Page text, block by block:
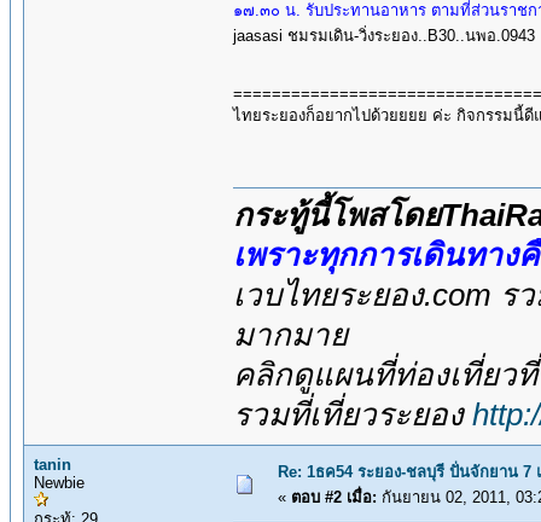
๑๗.๓๐ น. รับประทานอาหาร ตามที่ส่วนราชก
jaasasi ชมรมเดิน-วิ่งระยอง..B30..นพอ.0943
ไทยระยองก็อยากไปด้วยยยย ค่ะ กิจกรรมนี้ดี
กระทู้นี้โพสโดย
เพราะทุกการเดินทาง
เวบไทยระยอง.com
มากมาย
คลิกดูแผนที่ท่องเที่ยว
รวมที่เที่ยวระยอง
tanin
Newbie
Re: 1ธค54 ระยอง-ชลบุรี ปั่นจักยาน 7
« ตอบ #2 เมื่อ: กันยายน 02, 2011,